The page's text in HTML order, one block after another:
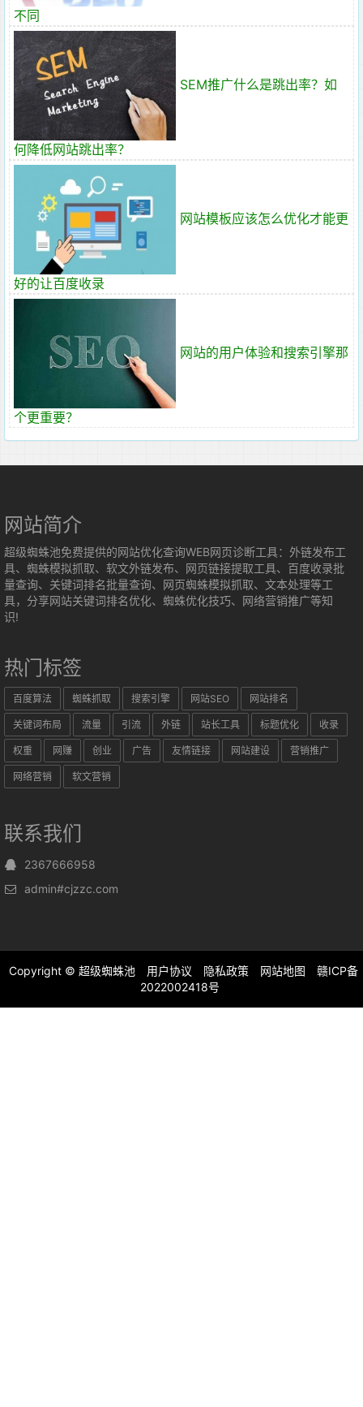
不同
SEM推广什么是跳出率？如
何降低网站跳出率？
网站模板应该怎么优化才能更
好的让百度收录
网站的用户体验和搜索引擎那
个更重要？
网站简介
超级蜘蛛池免费提供的网站优化查询WEB网页诊断工具：外链发布工
具、蜘蛛模拟抓取、软文外链发布、网页链接提取工具、百度收录批
量查询、关键词排名批量查询、网页蜘蛛模拟抓取、文本处理等工
具，分享网站关键词排名优化、蜘蛛优化技巧、网络营销推广等知
识!
热门标签
百度算法 蜘蛛抓取 搜索引擎 网站SEO 网站排名
关键词布局 流量 引流 外链 站长工具 标题优化 收录
权重 网赚 创业 广告 友情链接 网站建设 营销推广
网络营销 软文营销
联系我们
2367666958
admin#cjzzc.com
Copyright © 超级蜘蛛池 用户协议 隐私政策 网站地图
赣ICP备
2022002418号